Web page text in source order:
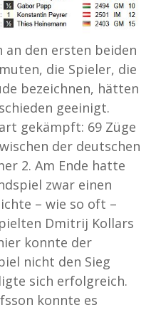
den ersten beiden
die Spieler, die
bezeichnen, hätten
geeinigt.
gekämpft: 69 Züge
der deutschen
2. Am Ende hatte
zwar einen
– wie so oft –
Dmitrij Kollars
konnte der
nicht den Sieg
sich erfolgreich.
konnte es